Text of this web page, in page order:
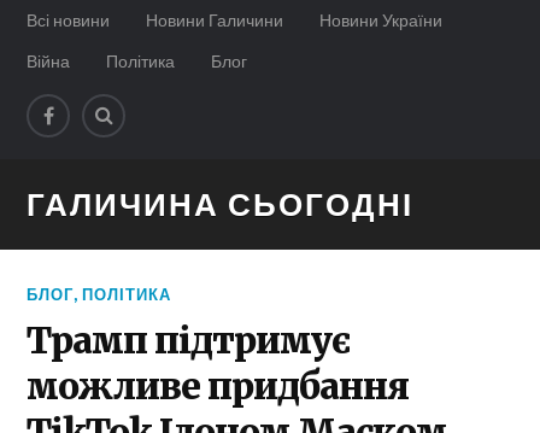
Всі новини Новини Галичини
Новини України
Війна
Політика Блог
ГАЛИЧИНА СЬОГОДНІ
БЛОГ,ПОЛІТИКА
Трамп підтримує
можливе придбання